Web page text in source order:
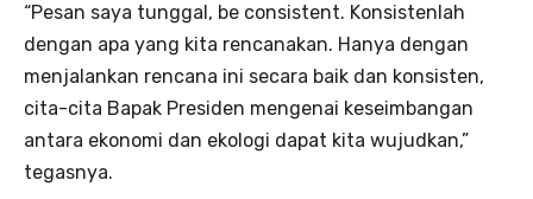
“Pesan saya tunggal, be consistent. Konsistenlah
dengan apa yang kita rencanakan. Hanya dengan
menjalankan rencana ini secara baik dan konsisten,
cita-cita Bapak Presiden mengenai keseimbangan
antara ekonomi dan ekologi dapat kita wujudkan,”
tegasnya.